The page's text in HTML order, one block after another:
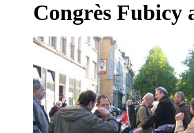
Congrès Fubicy